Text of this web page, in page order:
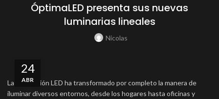
ÓptimaLED presenta sus nuevas
luminarias lineales
Nicolas
24
ABR
La iluminación LED ha transformado por completo la manera de
iluminar diversos entornos, desde los hogares hasta oficinas y